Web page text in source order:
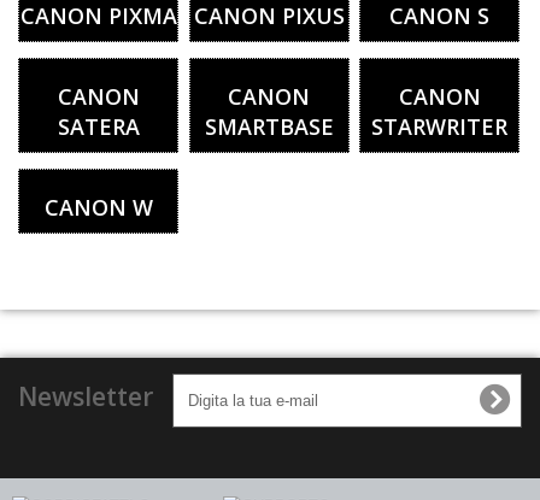
CANON PIXMA CANON PIXUS CANON S
CANON
SATERA
CANON
SMARTBASE
CANON
STARWRITER
CANON W
Newsletter